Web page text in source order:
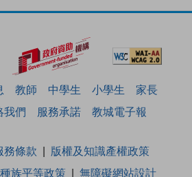
教師 中學生 小學生
家長
我們 服務承諾 教城電子報
務條款
版權及知識產權政策
族平等政策 無障礙網站設計